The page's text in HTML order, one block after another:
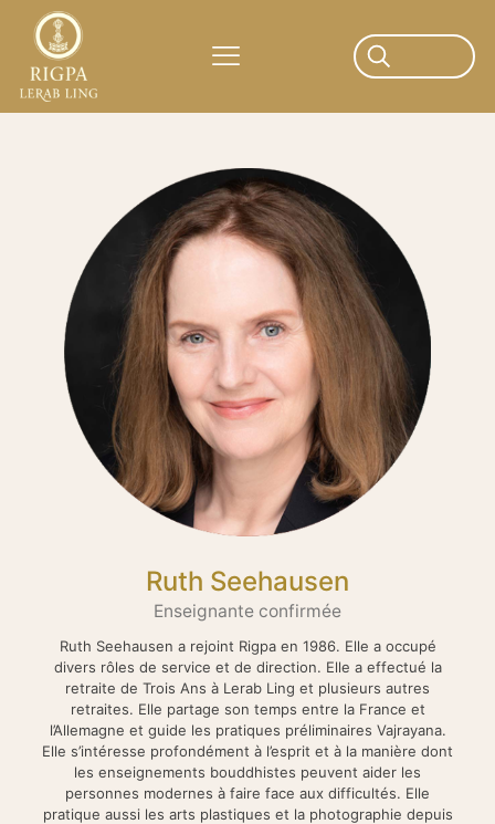
Ruth Seehausen
Enseignante confirmée
Ruth Seehausen a rejoint Rigpa en 1986. Elle a occupé
divers rôles de service et de direction. Elle a effectué la
retraite de Trois Ans à Lerab Ling et plusieurs autres
retraites. Elle partage son temps entre la France et
l’Allemagne et guide les pratiques préliminaires Vajrayana.
Elle s’intéresse profondément à l’esprit et à la manière dont
les enseignements bouddhistes peuvent aider les
personnes modernes à faire face aux difficultés. Elle
pratique aussi les arts plastiques et la photographie depuis